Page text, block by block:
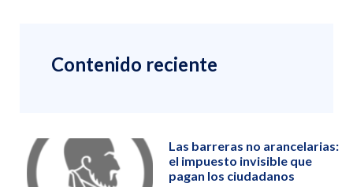
Contenido reciente
Las barreras no arancelarias:
el impuesto invisible que
pagan los ciudadanos